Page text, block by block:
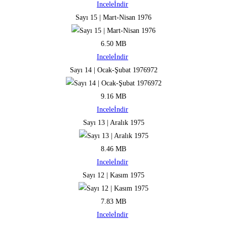
Inceleİndir
Sayı 15 | Mart-Nisan 1976
6.50 MB
Inceleİndir
Sayı 14 | Ocak-Şubat 1976972
9.16 MB
Inceleİndir
Sayı 13 | Aralık 1975
8.46 MB
Inceleİndir
Sayı 12 | Kasım 1975
7.83 MB
Inceleİndir